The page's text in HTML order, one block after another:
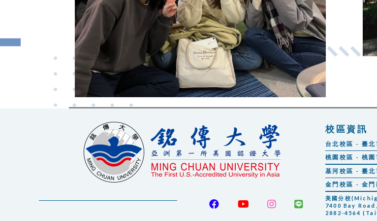
校區資訊
台北校區 - 臺
桃園校區 - 桃
基河校區 - 臺
金門校區 - 金
美國分校
7400 Bay
2882-4564